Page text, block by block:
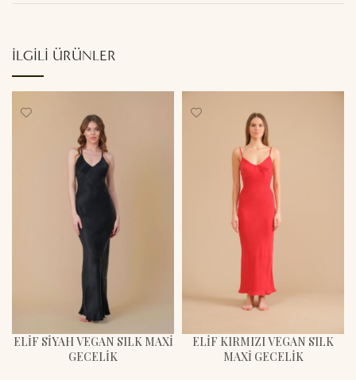
İLGILI ÜRÜNLER
ELİF SİYAH VEGAN SILK MAXİ
GECELİK
ELİF KIRMIZI VEGAN SILK
MAXİ GECELİK